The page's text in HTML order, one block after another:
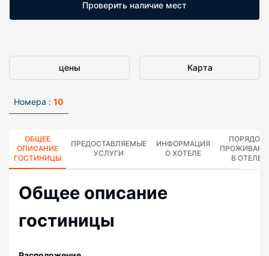
Проверить наличие мест
цены Карта
Номера : 10
ОБЩЕЕ
ОПИСАНИЕ
ГОСТИНИЦЫ
ПРЕДОСТАВЛЯЕМЫЕ
УСЛУГИ
ИНФОРМАЦИЯ
О ХОТЕЛЕ
ПОРЯДОК
В ОТЕЛЕ
Общее описание
гостиницы